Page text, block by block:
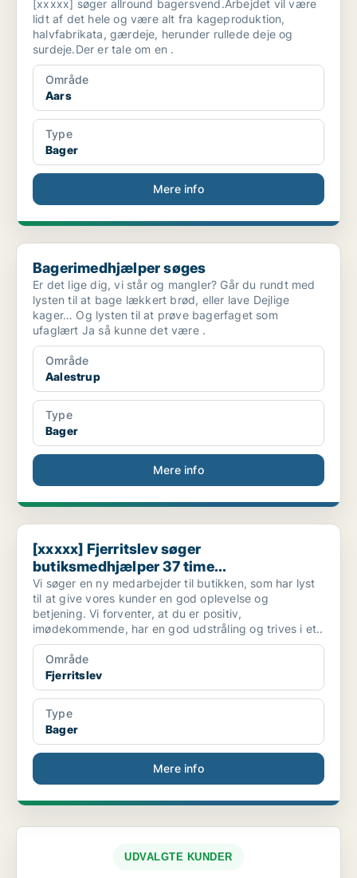
[xxxxx] søger allround bagersvend.Arbejdet vil være
lidt af det hele og være alt fra kageproduktion,
halvfabrikata, gærdeje, herunder rullede deje og
surdeje.Der er tale om en .
Område
Aars
Type
Bager
Mere info
Bagerimedhjælper søges
Bagerimedhjælper søges
Er det lige dig, vi står og mangler? Går du rundt med
lysten til at bage lækkert brød, eller lave Dejlige
kager… Og lysten til at prøve bagerfaget som
ufaglært Ja så kunne det være .
Område
Aalestrup
Type
Bager
Mere info
[xxxxx] Fjerritslev søger butiksmedhjælper 37 time...
[xxxxx] Fjerritslev søger
butiksmedhjælper 37 time...
Vi søger en ny medarbejder til butikken, som har lyst
til at give vores kunder en god oplevelse og
betjening. Vi forventer, at du er positiv,
imødekommende, har en god udstråling og trives i et..
Område
Fjerritslev
Type
Bager
Mere info
UDVALGTE KUNDER